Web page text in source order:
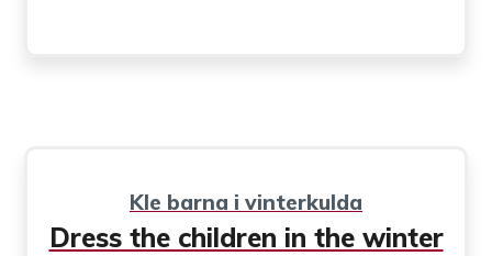
Kle barna i vinterkulda
Dress the children in the winter